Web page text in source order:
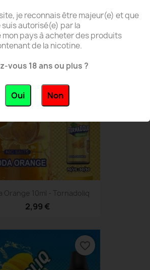
Sauvage - Thé Ouf...
12,99 €
Orange 10ml - Tornadoliq
2,99 €
favorite_border
favorite_border
je reconnais être majeur(e) et que
suis autorisé(e) par la
mon pays à acheter des produits
de la nicotine.
vous 18 ans ou plus ?
Oui Non